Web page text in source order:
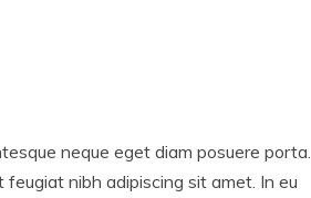
neque eget diam posuere porta.
nibh adipiscing sit amet. In eu